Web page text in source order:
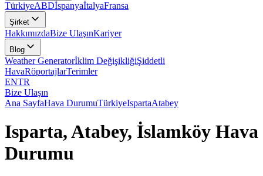
TürkiyeABDİspanyaİtalyaFransa
Şirket
HakkımızdaBize UlaşınKariyer
Blog
Weather Generatorİklim DeğişikliğiŞiddetli
HavaRöportajlarTerimler
ENTR
Bize Ulaşın
Ana SayfaHava DurumuTürkiyeIspartaAtabey
Isparta, Atabey, İslamköy Hava
Durumu